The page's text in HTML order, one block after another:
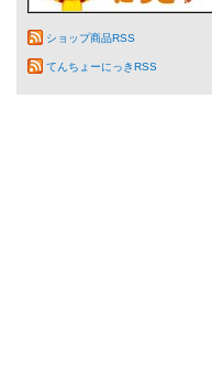
ショップ商品RSS
てんちょーにっきRSS